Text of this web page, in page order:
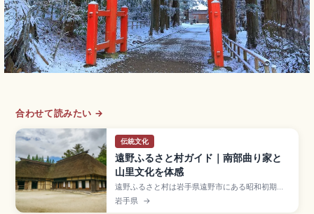
合わせて読みたい →
伝統文化
遠野ふるさと村ガイド｜南部曲り家と
山里文化を体感
遠野ふるさと村は岩手県遠野市にある昭和初期の
農村集落を再現した観光施設で、江戸中期〜明治
中期に建てられた茅葺きの「南部曲り家」7棟が並
岩手県 →